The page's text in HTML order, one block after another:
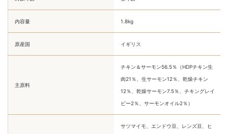
内容量 1.8kg
原産国 イギリス
主原料
チキン＆サーモン56.5％（HDPチキン生
肉21％、生サーモン12％、乾燥チキン
12％、乾燥サーモン7.5％、チキングレイ
ビー2％、サーモンオイル2％）
サツマイモ、エンドウ豆、レンズ豆、ヒ